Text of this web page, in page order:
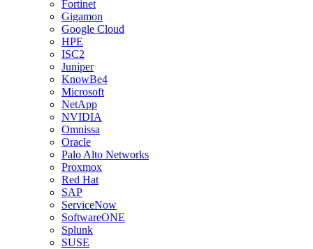
Fortinet
Gigamon
Google Cloud
HPE
ISC2
Juniper
KnowBe4
Microsoft
NetApp
NVIDIA
Omnissa
Oracle
Palo Alto Networks
Proxmox
Red Hat
SAP
ServiceNow
SoftwareONE
Splunk
SUSE